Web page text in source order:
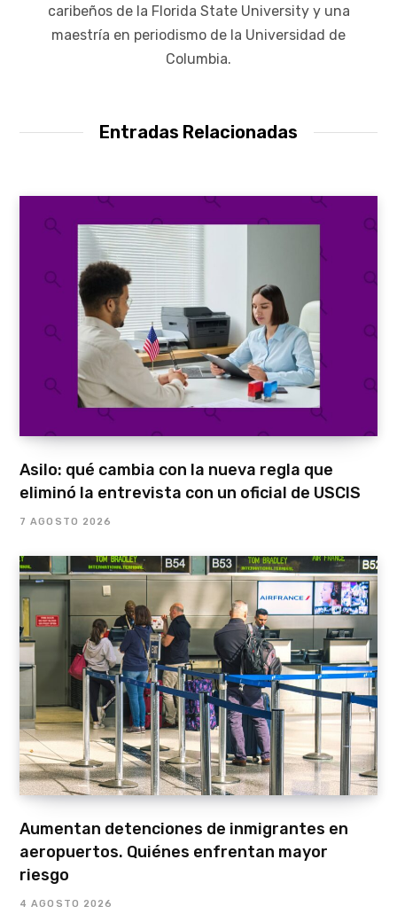
caribeños de la Florida State University y una
maestría en periodismo de la Universidad de
Columbia.
Entradas Relacionadas
Asilo: qué cambia con la nueva regla que
eliminó la entrevista con un oficial de USCIS
7 AGOSTO 2026
Aumentan detenciones de inmigrantes en
aeropuertos. Quiénes enfrentan mayor
riesgo
4 AGOSTO 2026